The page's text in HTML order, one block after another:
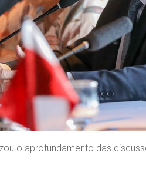
o aprofundamento das